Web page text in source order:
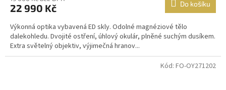
22 990 Kč Do košíku
Výkonná optika vybavená ED skly. Odolné magnéziové tělo
dalekohledu. Dvojité ostření, úhlový okulár, plněné suchým dusíkem.
Extra světelný objektiv, výjimečná hranov...
Kód: FO-OY271202